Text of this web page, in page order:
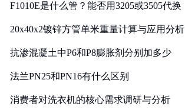
F1010E是什么管？能否用3205或3505代换
20x40x2镀锌方管单米重量计算与应用分析
抗渗混凝土中P6和P8膨胀剂分别加多少
法兰PN25和PN16有什么区别
消费者对洗衣机的核心需求调研与分析